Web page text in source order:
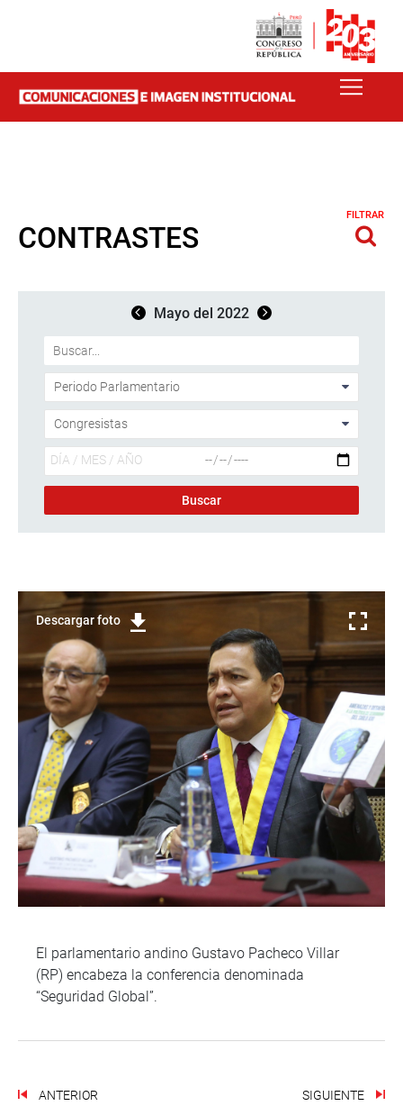
CONTRASTES
FILTRAR
Mayo del 2022
Descargar foto
El parlamentario andino Gustavo Pacheco Villar
(RP) encabeza la conferencia denominada
“Seguridad Global”.
ANTERIOR SIGUIENTE